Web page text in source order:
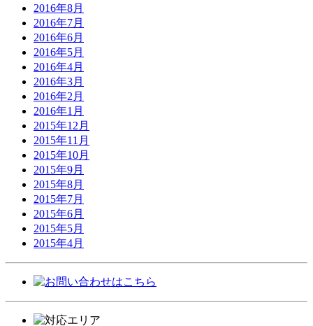
2016年8月
2016年7月
2016年6月
2016年5月
2016年4月
2016年3月
2016年2月
2016年1月
2015年12月
2015年11月
2015年10月
2015年9月
2015年8月
2015年7月
2015年6月
2015年5月
2015年4月